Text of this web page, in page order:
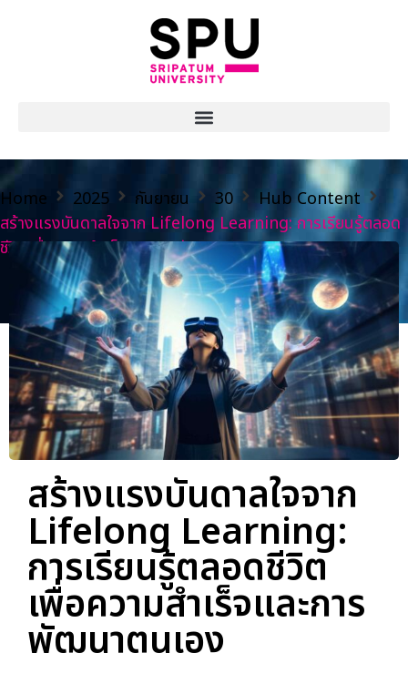
Home 2025 กันยายน 30
Hub Content
สร้างแรงบันดาลใจจาก Lifelong Learning: การเรียนรู้ตลอด
ชีวิตเพื่อความสำเร็จและการพัฒนาตนเอง
สร้างแรงบันดาลใจจาก
Lifelong Learning:
การเรียนรู้ตลอดชีวิต
เพื่อความสำเร็จและการ
พัฒนาตนเอง